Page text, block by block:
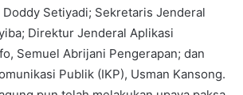
Setiyadi; Sekretaris Jenderal
Direktur Jenderal Aplikasi
Semuel Abrijani Pengerapan; dan
Publik (IKP), Usman Kansong.